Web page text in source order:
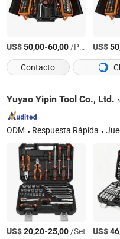
US$50,00-60,00/Pieza US$
Contacto
Yuyao Yipin Tool Co., Ltd.
ODM Respuesta Rápida Juegos de llaves, juego de
US$20,20-25,00/Set US$